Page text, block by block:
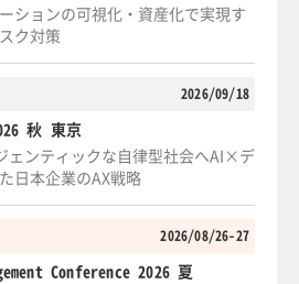
ションの可視化・資産化で実現す
ク対策
2026/09/18
秋 東京
ェンティックな自律型社会へAI×デ
日本企業のAX戦略
2026/08/26-27
Conference 2026 夏